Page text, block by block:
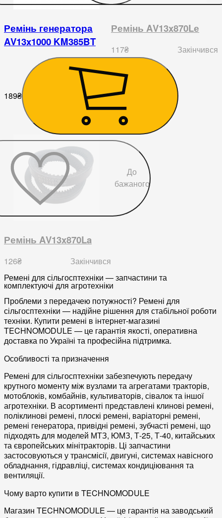
Ремінь генератора
AV13x1000 KM385BT
189₴
Ремінь AV13x870Lе
117₴ Закінчився
До
бажаного
Ремінь AV13x870La
126₴
Закінчився
Ремені для сільгосптехніки — запчастини та
комплектуючі для агротехніки
Проблеми з передачею потужності? Ремені для
сільгосптехніки — надійне рішення для стабільної роботи
техніки. Купити ремені в інтернет-магазині
TECHNOMODULE — це гарантія якості, оперативна
доставка по Україні та професійна підтримка.
Особливості та призначення
Ремені для сільгосптехніки забезпечують передачу
крутного моменту між вузлами та агрегатами тракторів,
мотоблоків, комбайнів, культиваторів, сівалок та іншої
агротехніки. В асортименті представлені клинові ремені,
поліклинові ремені, плоскі ремені, варіаторні ремені,
ремені генератора, привідні ремені, зубчасті ремені, що
підходять для моделей МТЗ, ЮМЗ, Т-25, Т-40, китайських
та європейських мінітракторів. Ці запчастини
застосовуються утрансмісії, двигуні, системах навісного
обладнання, гідравліці, системах кондиціювання та
вентиляції.
Чому варто купити в TECHNOMODULE
Магазин TECHNOMODULE — це гарантія на заводський